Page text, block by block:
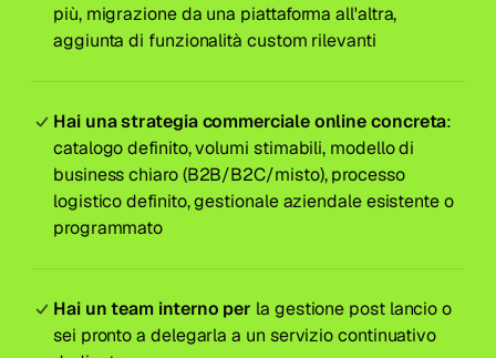
più, migrazione da una piattaforma all'altra,
aggiunta di funzionalità custom rilevanti
Hai una strategia commerciale online concreta:
catalogo definito, volumi stimabili, modello di
business chiaro (B2B/B2C/misto), processo
logistico definito, gestionale aziendale esistente o
programmato
Hai un team interno per la gestione post lancio o
sei pronto a delegarla a un servizio continuativo